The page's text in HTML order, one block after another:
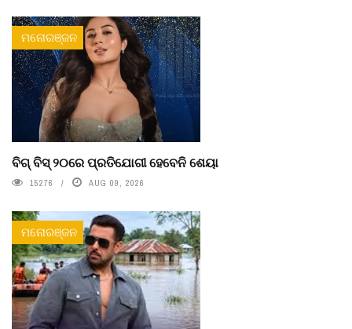
ମନୋରଞ୍ଜନ
ବିଗ୍ ବିସ୍ ୨୦ରେ ପ୍ରତିଯୋଗୀ ହେବେନି ଶେୟା
15276 AUG 09, 2026
ମନୋରଞ୍ଜନ